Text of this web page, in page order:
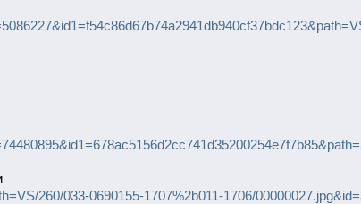
260/033-0690155-1707%2b011-1706/